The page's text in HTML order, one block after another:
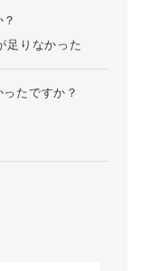
足りなかった
たですか？